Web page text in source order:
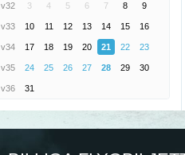
v32 3 4 5 6 7 8 9
v33 10 11 12 13 14 15 16
v34 17 18 19 20 21 22 23
v35 24 25 26 27 28 29 30
v36 31